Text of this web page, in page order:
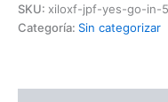
SKU: xiloxf-jpf-yes-go-in-
Categoría: Sin categorizar